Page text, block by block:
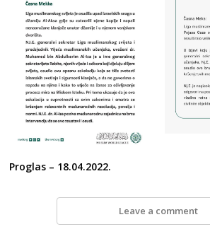
Proglas – 18.04.2022.
Leave a comment